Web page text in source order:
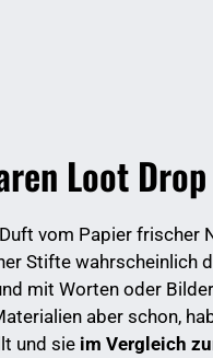
Loot Drop
vom Papier frischer
Stifte wahrscheinlich
mit Worten oder
aber schon,
und sie im Vergleich